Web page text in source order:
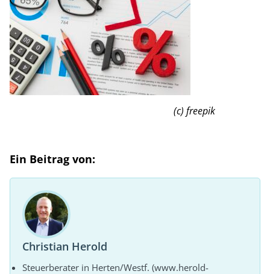
(c) freepik
Ein Beitrag von:
Christian Herold
Steuerberater in Herten/Westf. (www.herold-